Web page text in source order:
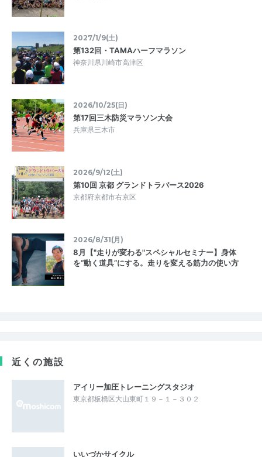
2027/1/9(土)
第132回・TAMAハーフマラソン
神奈川県川崎市高津区
2026/10/25(日)
第17回三木防災マラソン大会
兵庫県三木市
2026/9/12(土)
第10回 京都 グランドトラバース2026
京都府京都市右京区
2026/8/31(月)
8月【"走りが変わる"スペシャルセミナー】身体
を“動く道具”にする。走りを変える筋力の使い方
近くの施設
アイリー加圧トレーニングスタジオ
東京都板橋区大山東町１９－１－３０２
いいづかサイクル